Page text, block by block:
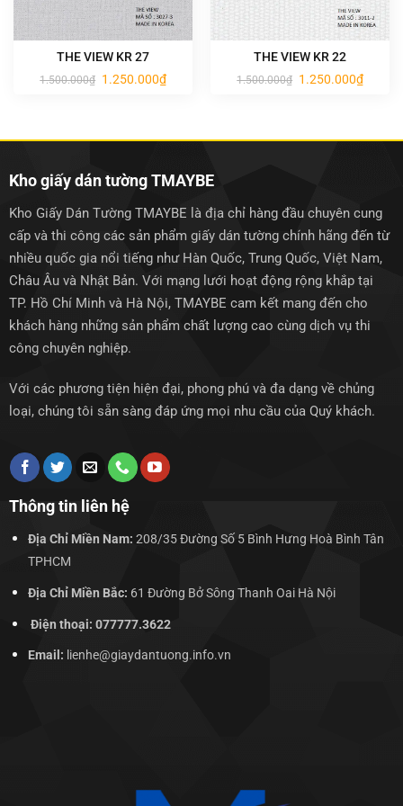
THE VIEW KR 27
1.500.000₫ Giá
1.250.000₫Giá
hiện
THE VIEW KR 22
1.500.000₫ Giá
1.250.000₫Giá
hiện
Kho giấy dán tường TMAYBE
Kho Giấy Dán Tường TMAYBE là địa chỉ hàng đầu chuyên cung
cấp và thi công các sản phẩm giấy dán tường chính hãng đến từ
nhiều quốc gia nổi tiếng như Hàn Quốc, Trung Quốc, Việt Nam,
Châu Âu và Nhật Bản. Với mạng lưới hoạt động rộng khắp tại
TP. Hồ Chí Minh và Hà Nội, TMAYBE cam kết mang đến cho
khách hàng những sản phẩm chất lượng cao cùng dịch vụ thi
công chuyên nghiệp.
Với các phương tiện hiện đại, phong phú và đa dạng về chủng
loại, chúng tôi sẵn sàng đáp ứng mọi nhu cầu của Quý khách.
Thông tin liên hệ
Địa Chỉ Miền Nam: 208/35 Đường Số 5 Bình Hưng Hoà Bình Tân
TPHCM
Địa Chỉ Miền Bắc: 61 Đường Bở Sông Thanh Oai Hà Nội
Điện thoại: 077777.3622
Email: lienhe@giaydantuong.info.vn